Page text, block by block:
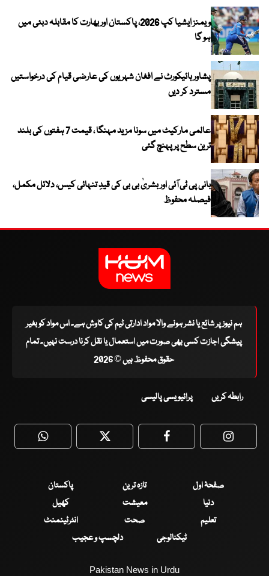
ویمنز ایشیا کپ 2026، پاکستان اور بھارت کا مقابلہ دبئی میں
ہو گا
پشاور ہائیکورٹ نے افغان شہریوں کی عارضی قیام کی درخواستیں
مسترد کر دیں
عالمی مارکیٹ میں سونا مزید مہنگا ، قیمت 7 ہفتوں کی بلند
ترین سطح پر پہنچ گئی
بانی پی ٹی آئی اور بشریٰ بی بی کی قیدِ تنہائی کیس، دلائل مکمل،
فیصلہ محفوظ
ہم نیوز پر شائع یا نشر ہونے والا مواد ادارتی ٹیم کی کاوش ہے۔ اس مواد کو بغیر
پیشگی اجازت کسی بھی صورت میں استعمال یا نقل کرنا درست نہیں۔ تمام
حقوق محفوظ ہیں © 2026
رابطہ کریں پرائیویسی پالیسی
WhatsApp Twitter Facebook
صفحۂ اول تازہ ترین
پاکستان
دنیا
معیشت
کھیل
تعلیم
صحت
انٹرٹینمنٹ
ٹیکنالوجی
دلچسپ و عجیب
Pakistan News in Urdu